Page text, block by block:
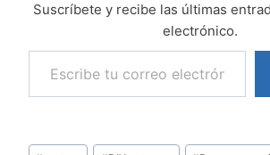
Suscríbete y recibe las últimas
electrónico.